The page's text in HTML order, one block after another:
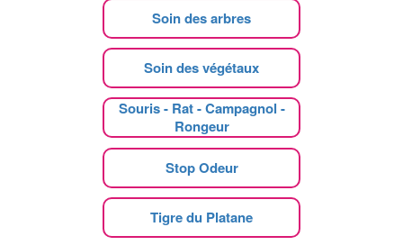
Soin des arbres
Soin des végétaux
Souris - Rat - Campagnol -
Rongeur
Stop Odeur
Tigre du Platane